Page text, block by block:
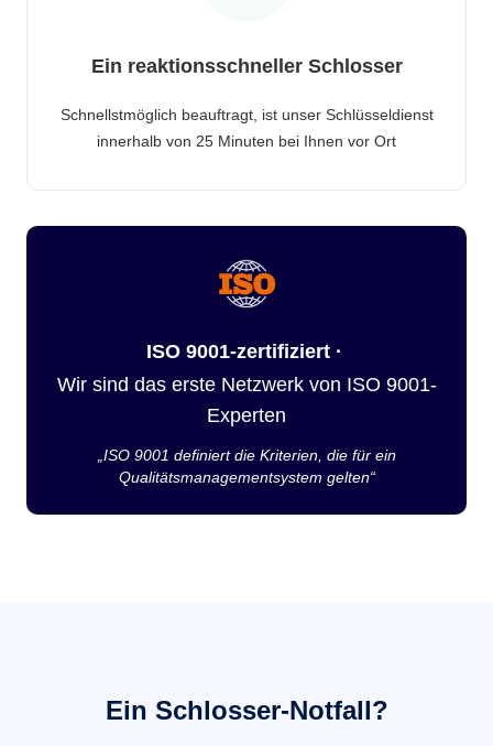
Ein reaktionsschneller Schlosser
Schnellstmöglich beauftragt, ist unser Schlüsseldienst
innerhalb von 25 Minuten bei Ihnen vor Ort
ISO 9001-zertifiziert ·
Wir sind das erste Netzwerk von ISO 9001-
Experten
„ISO 9001 definiert die Kriterien, die für ein
Qualitätsmanagementsystem gelten“
Ein Schlosser-Notfall?